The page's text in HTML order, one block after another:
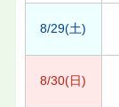
8/29(土)
8/30(日)